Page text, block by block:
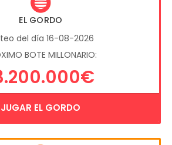
EL GORDO
del día 16-08-2026
BOTE MILLONARIO:
JUGAR EL GORDO